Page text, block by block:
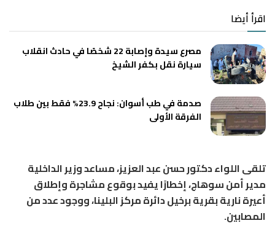
اقرأ أيضا
مصرع سيدة وإصابة 22 شخصًا في حادث انقلاب
سيارة نقل بكفر الشيخ
صدمة في طب أسوان: نجاح 23.9% فقط بين طلاب
الفرقة الأولى
تلقى اللواء دكتور حسن عبد العزيز، مساعد وزير الداخلية
مدير أمن سوهاج، إخطارًا يفيد بوقوع مشاجرة وإطلاق
أعيرة نارية بقرية برخيل دائرة مركز البلينا، ووجود عدد من
المصابين.